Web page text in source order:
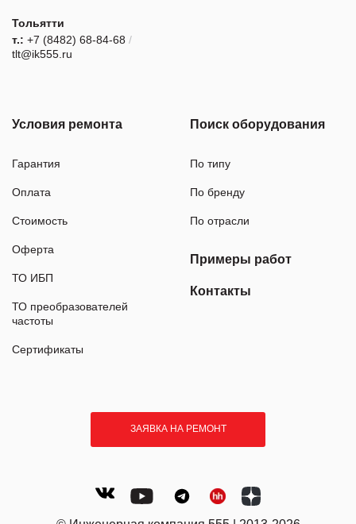
Тольятти
т.: +7 (8482) 68-84-68 /
tlt@ik555.ru
Условия ремонта
Гарантия
Оплата
Стоимость
Оферта
ТО ИБП
ТО преобразователей
частоты
Сертификаты
Поиск оборудования
По типу
По бренду
По отрасли
Примеры работ
Контакты
ЗАЯВКА НА РЕМОНТ